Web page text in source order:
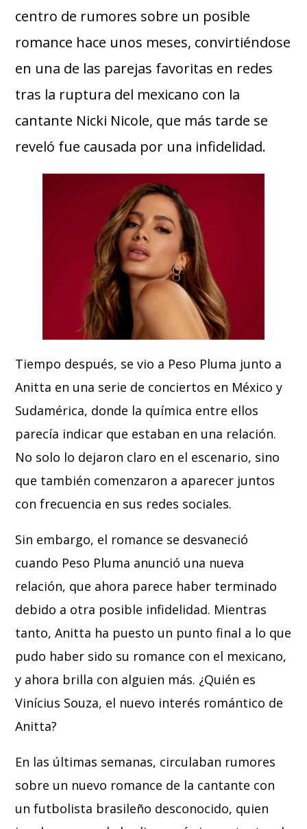
centro de rumores sobre un posible
romance hace unos meses, convirtiéndose
en una de las parejas favoritas en redes
tras la ruptura del mexicano con la
cantante Nicki Nicole, que más tarde se
reveló fue causada por una infidelidad.
Tiempo después, se vio a Peso Pluma junto a
Anitta en una serie de conciertos en México y
Sudamérica, donde la química entre ellos
parecía indicar que estaban en una relación.
No solo lo dejaron claro en el escenario, sino
que también comenzaron a aparecer juntos
con frecuencia en sus redes sociales.
Sin embargo, el romance se desvaneció
cuando Peso Pluma anunció una nueva
relación, que ahora parece haber terminado
debido a otra posible infidelidad. Mientras
tanto, Anitta ha puesto un punto final a lo que
pudo haber sido su romance con el mexicano,
y ahora brilla con alguien más. ¿Quién es
Vinícius Souza, el nuevo interés romántico de
Anitta?
En las últimas semanas, circulaban rumores
sobre un nuevo romance de la cantante con
un futbolista brasileño desconocido, quien